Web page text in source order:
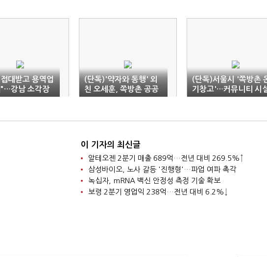
대받고 용역업
"…강남 소각장
체엔 무슨 일
(단독)'약자와 동행' 외
친 오세훈, 쪽방촌 공공
임대 주택 손 떼나
(단독)서울시 '쪽방촌
기창고'…커뮤니티 시
로 개편
이 기자의 최신글
알테오젠 2분기 매출 689억…전년 대비 269.5%↑
삼성바이오, 노사 갈등 '진행형'…파업 여파 촉각
녹십자, mRNA 백신 안정성 측정 기술 확보
보령 2분기 영업익 238억…전년 대비 6.2%↓